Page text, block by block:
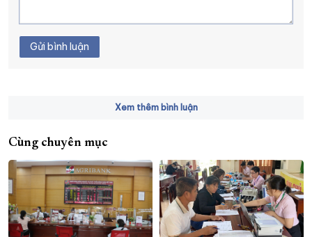
Gửi bình luận
Xem thêm bình luận
Cùng chuyên mục